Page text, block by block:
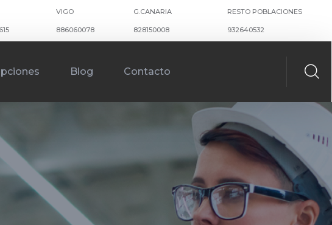
VIGO
886060078
G.CANARIA
828150008
RESTO POBLACIONES
932640532
Blog Contacto